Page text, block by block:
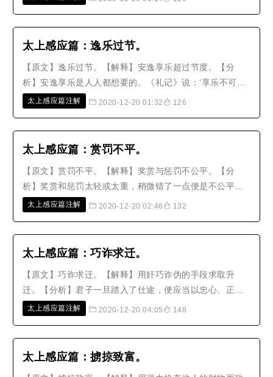
他的奴仆，应当注意五件事情：第..
太上感应篇：逸乐过节。
【原文】逸乐过节。【解释】安逸享乐超过节度。【分
析】安逸享乐是人人都想要的。《礼记》说：‘享乐不可过
度，欲望不可放纵。’《国语》说：‘人民能够正常劳动，就
是劝人不要享乐，何况..
太上感应篇注解 2020-12-20 01:32 126
太上感应篇：赏罚不平。
【原文】赏罚不平。【解释】奖赏与惩罚不公平。【分
析】奖赏和惩罚太轻或太重，稍微错了一点便是不公平。
公道不存在，人心就会不服，非但没有办法表扬功绩、惩
重。’陈寿称赞他说：‘尽忠职守、..
太上感应篇注解 2020-12-20 02:46 132
太上感应篇：巧诈求迁。
【原文】巧诈求迁。【解释】用奸巧诈伪的手段求取升
迁。【分析】君子一旦踏入了仕途，便应当以忠心、正
直、公正、廉洁，当作是自己分内之事。现在却有人为了
出任地方官吏，管理百姓事务，怎么会..
太上感应篇注解 2020-12-20 04:05 148
太上感应篇：掳掠致富。